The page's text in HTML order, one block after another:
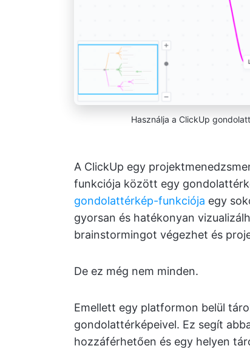
Használja a ClickUp
A ClickUp egy
funkciója között egy
gondolattérkép-funkciója egy
gyorsan és hatékonyan
brainstormingot végezhet és
De ez még nem minden.
Emellett egy platformon belül
gondolattérképeivel. Ez segít
hozzáférhetően és egy helyen